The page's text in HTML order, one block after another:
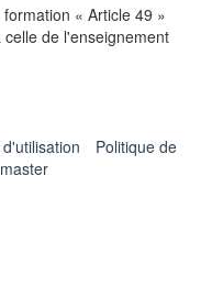
« Article 49 »
de l'enseignement
Politique de